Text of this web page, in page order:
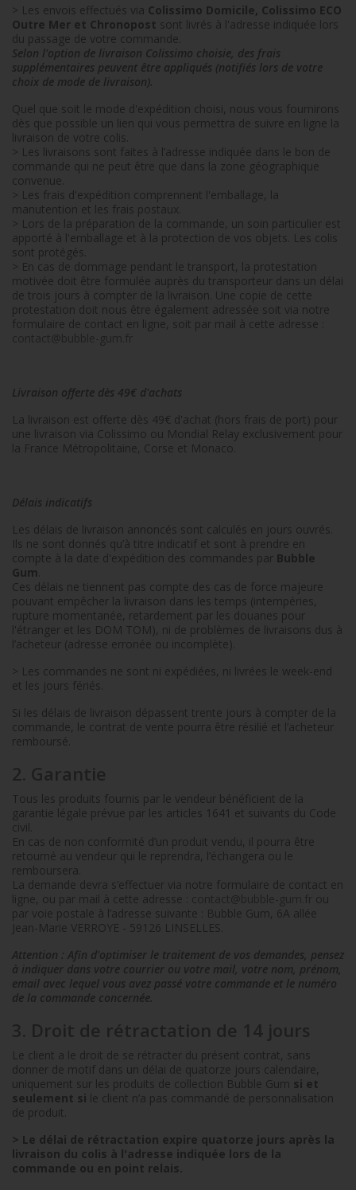
> Les envois effectués via Colissimo Domicile, Colissimo ECO
Outre Mer et Chronopost sont livrés à l'adresse indiquée lors
du passage de votre commande.
Selon l'option de livraison Colissimo choisie, des frais
supplémentaires peuvent être appliqués (notifiés lors de votre
choix de mode de livraison).
Quel que soit le mode d'expédition choisi, nous vous fournirons
dès que possible un lien qui vous permettra de suivre en ligne la
livraison de votre colis.
> Les livraisons sont faites à l’adresse indiquée dans le bon de
commande qui ne peut être que dans la zone géographique
convenue.
> Les frais d'expédition comprennent l'emballage, la
manutention et les frais postaux.
> Lors de la préparation de la commande, un soin particulier est
apporté à l'emballage et à la protection de vos objets. Les colis
sont protégés.
> En cas de dommage pendant le transport, la protestation
motivée doit être formulée auprès du transporteur dans un délai
de trois jours à compter de la livraison. Une copie de cette
protestation doit nous être également adressée soit via notre
formulaire de contact en ligne, soit par mail à cette adresse :
Livraison offerte dès 49€ d'achats
La livraison est offerte dès 49€ d'achat (hors frais de port) pour
une livraison via Colissimo ou Mondial Relay exclusivement pour
la France Métropolitaine, Corse et Monaco.
Délais indicatifs
Les délais de livraison annoncés sont calculés en jours ouvrés.
Ils ne sont donnés qu’à titre indicatif et sont à prendre en
compte à la date d'expédition des commandes par Bubble
Gum
Ces délais ne tiennent pas compte des cas de force majeure
pouvant empêcher la livraison dans les temps (intempéries,
rupture momentanée, retardement par les douanes pour
l'étranger et les DOM TOM), ni de problèmes de livraisons dus à
l’acheteur (adresse erronée ou incomplète).
> Les commandes ne sont ni expédiées, ni livrées le week-end
et les jours fériés.
Si les délais de livraison dépassent trente jours à compter de la
commande, le contrat de vente pourra être résilié et l’acheteur
remboursé.
Tous les produits fournis par le vendeur bénéficient de la
garantie légale prévue par les articles 1641 et suivants du Code
civil.
En cas de non conformité d’un produit vendu, il pourra être
retourné au vendeur qui le reprendra, l’échangera ou le
remboursera.
La demande devra s’effectuer via notre formulaire de contact en
ligne, ou par mail à cette adresse :
ou
par voie postale à l’adresse suivante : Bubble Gum, 6A allée
Jean-Marie VERROYE - 59126 LINSELLES.
Attention : Afin d'optimiser le traitement de vos demandes, pensez
à indiquer dans votre courrier ou votre mail, votre nom, prénom,
email avec lequel vous avez passé votre commande et le numéro
de la commande concernée.
Le client a le droit de se rétracter du présent contrat, sans
donner de motif dans un délai de quatorze jours calendaire,
uniquement sur les produits de collection Bubble Gum si et
seulement si le client n’a pas commandé de personnalisation
de produit.
> Le délai de rétractation expire quatorze jours après la
livraison du colis à l'adresse indiquée lors de la
commande ou en point relais.